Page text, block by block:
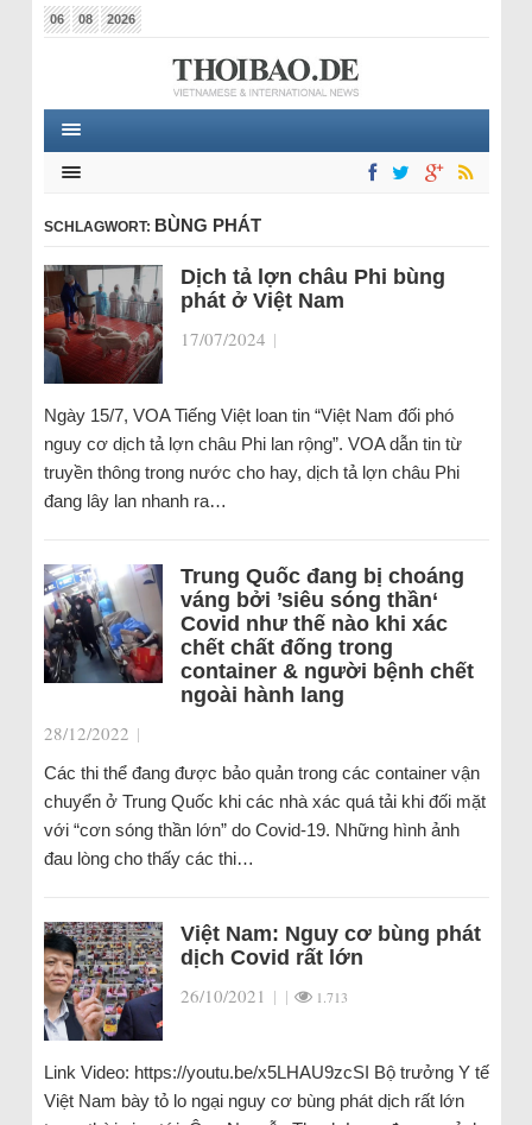
06 08 2026
SCHLAGWORT: BÙNG PHÁT
Dịch tả lợn châu Phi bùng
phát ở Việt Nam
17/07/2024 |
Ngày 15/7, VOA Tiếng Việt loan tin “Việt Nam đối phó
nguy cơ dịch tả lợn châu Phi lan rộng”. VOA dẫn tin từ
truyền thông trong nước cho hay, dịch tả lợn châu Phi
đang lây lan nhanh ra…
Trung Quốc đang bị choáng
váng bởi ’siêu sóng thần‘
Covid như thế nào khi xác
chết chất đống trong
container & người bệnh chết
ngoài hành lang
28/12/2022 |
Các thi thể đang được bảo quản trong các container vận
chuyển ở Trung Quốc khi các nhà xác quá tải khi đối mặt
với “cơn sóng thần lớn” do Covid-19. Những hình ảnh
đau lòng cho thấy các thi…
Việt Nam: Nguy cơ bùng phát
dịch Covid rất lớn
26/10/2021 | | 1.713
Link Video: https://youtu.be/x5LHAU9zcSI Bộ trưởng Y tế
Việt Nam bày tỏ lo ngại nguy cơ bùng phát dịch rất lớn